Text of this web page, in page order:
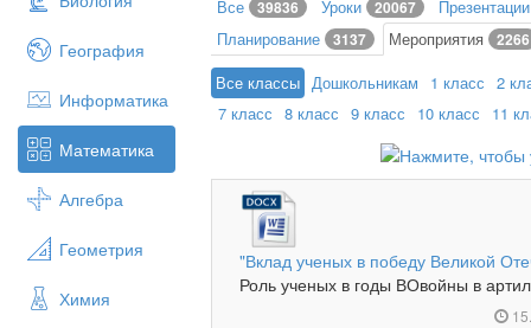
География
Информатика
Математика
Алгебра
Геометрия
Химия
Все 39836 Уроки 20067
Планирование 3137 Мероприятия 2266
Все классы Дошкольникам 1 класс 2
7 класс 8 класс 9 класс 10 класс 11
"Вклад ученых в победу Великой
Роль ученых в годы ВОвойны в